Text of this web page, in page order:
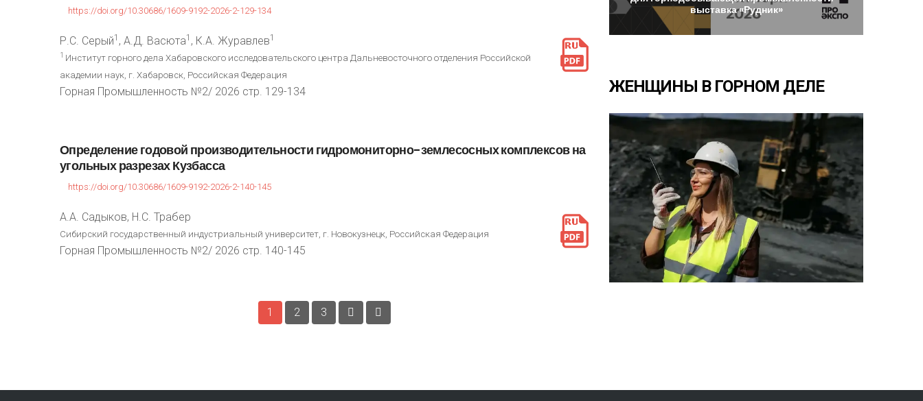
https://doi.org/10.30686/1609-9192-2026-2-129-134
Р.С. Серый1 , А.Д. Васюта1 , К.А. Журавлев1
1 Институт горного дела Хабаровского исследовательского центра Дальневосточного отделения Российской
академии наук, г. Хабаровск, Российская Федерация
Горная Промышленность №2/ 2026 стр. 129-134
Определениегодовой производительности гидромониторно-землесосныхкомплексовна
угольныхразрезахКузбасса
https://doi.org/10.30686/1609-9192-2026-2-140-145
А.А. Садыков, Н.С. Трабер
Сибирский государственный индустриальный университет, г. Новокузнецк, Российская Федерация
Горная Промышленность №2/ 2026 стр. 140-145
1 2 3
выставка«Рудник»
ЖЕНЩИНЫ В ГОРНОМ ДЕЛЕ